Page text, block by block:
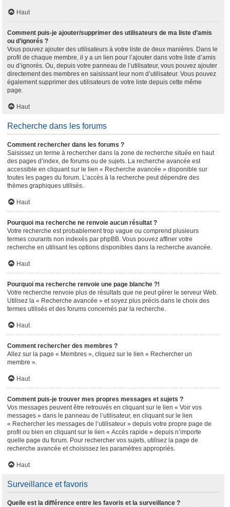
Haut
Comment puis-je ajouter/supprimer des utilisateurs de ma liste d’amis
ou d’ignorés ?
Vous pouvez ajouter des utilisateurs à votre liste de deux manières. Dans le
profil de chaque membre, il y a un lien pour l’ajouter dans votre liste d’amis
ou d’ignorés. Ou, depuis votre panneau de l’utilisateur, vous pouvez ajouter
directement des membres en saisissant leur nom d’utilisateur. Vous pouvez
également supprimer des utilisateurs de votre liste depuis cette même
page.
Haut
Recherche dans les forums
Comment rechercher dans les forums ?
Saisissez un terme à rechercher dans la zone de recherche située en haut
des pages d’index, de forums ou de sujets. La recherche avancée est
accessible en cliquant sur le lien « Recherche avancée » disponible sur
toutes les pages du forum. L’accès à la recherche peut dépendre des
thèmes graphiques utilisés.
Haut
Pourquoi ma recherche ne renvoie aucun résultat ?
Votre recherche est probablement trop vague ou comprend plusieurs
termes courants non indexés par phpBB. Vous pouvez affiner votre
recherche en utilisant les options disponibles dans la recherche avancée.
Haut
Pourquoi ma recherche renvoie une page blanche ?!
Votre recherche renvoie plus de résultats que ne peut gérer le serveur Web.
Utilisez la « Recherche avancée » et soyez plus précis dans le choix des
termes utilisés et des forums concernés par la recherche.
Haut
Comment rechercher des membres ?
Allez sur la page « Membres », cliquez sur le lien « Rechercher un
membre ».
Haut
Comment puis-je trouver mes propres messages et sujets ?
Vos messages peuvent être retrouvés en cliquant sur le lien « Voir vos
messages » dans le panneau de l’utilisateur, en cliquant sur le lien
« Rechercher les messages de l’utilisateur » depuis votre propre page de
profil ou bien en cliquant sur le lien « Accès rapide » depuis n’importe
quelle page du forum. Pour rechercher vos sujets, utilisez la page de
recherche avancée et choisissez les paramètres appropriés.
Haut
Surveillance et favoris
Quelle est la différence entre les favoris et la surveillance ?